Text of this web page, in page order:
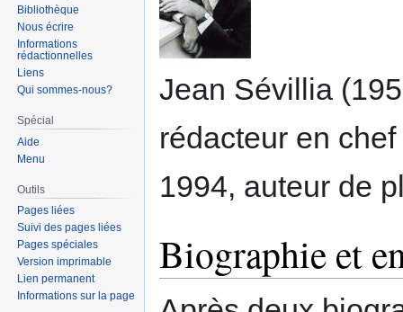
Jean Sévillia
rédacteur en
1994, auteur de
Biographie et
Bibliothèque
Nous écrire
Informations
rédactionnelles
Liens
Qui sommes-nous?
Spécial
Aide
Menu
Outils
Pages liées
Suivi des pages liées
Pages spéciales
Version imprimable
Lien permanent
Informations sur la page